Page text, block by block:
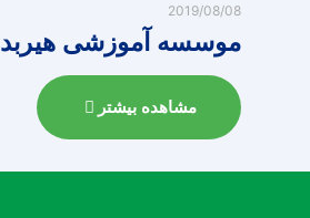
2019/08/08
موسسه آموزشی هیربد
مشاهده بیشتر